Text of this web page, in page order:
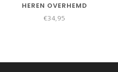
HEREN OVERHEMD
€34,95